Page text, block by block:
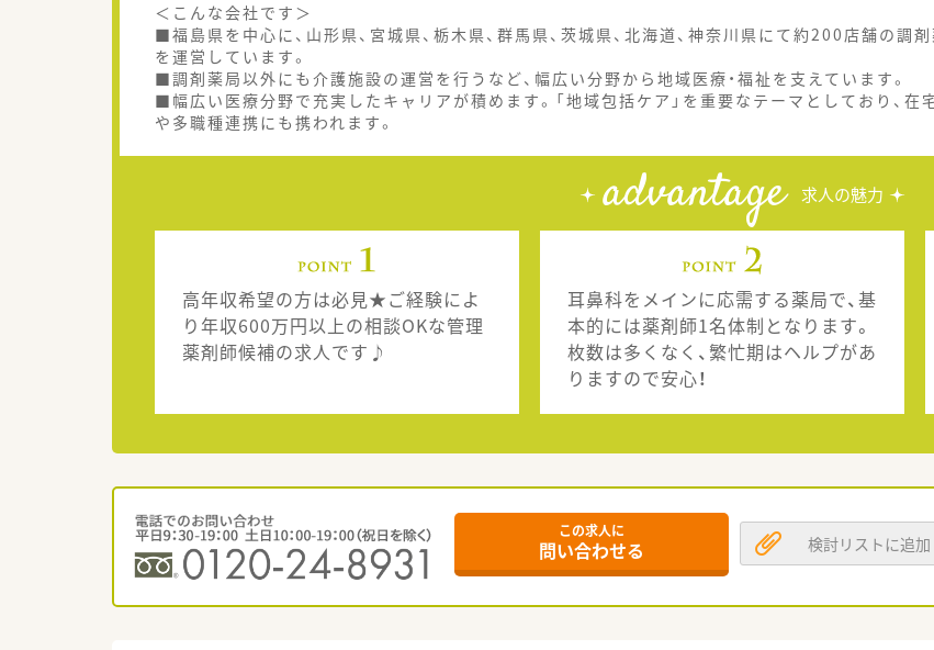
＜こんな会社です＞
■福島県を中心に、山形県、宮城県、栃木県、群馬県、茨城県、北海道、神奈川県にて約200店舗の調
を運営しています。
■調剤薬局以外にも介護施設の運営を行うなど、幅広い分野から地域医療・福祉を支えています。
■幅広い医療分野で充実したキャリアが積めます。「地域包括ケア」を重要なテーマとしており、在
や多職種連携にも携われます。
advantage 求人の魅力
高年収希望の方は必見★ご経験によ
り年収600万円以上の相談OKな管理
薬剤師候補の求人です♪
耳鼻科をメインに応需する薬局で、基
本的には薬剤師1名体制となります。
枚数は多くなく、繁忙期はヘルプがあ
りますので安心！
この求人に
問い合わせる 検討リストに追加